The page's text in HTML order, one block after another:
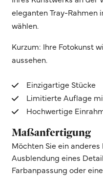
eleganten Tray-Rahmen
wählen.
Kurzum: Ihre Fotokunst
aussehen.
Einzigartige Stücke
Limitierte Auflage
Hochwertige
Maßanfertigung
Möchten Sie ein
Ausblendung eines
Farbanpassung oder